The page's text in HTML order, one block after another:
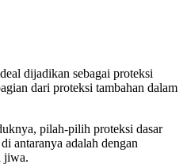
dijadikan sebagai proteksi
dari proteksi tambahan dalam
pilah-pilih proteksi dasar
antaranya adalah dengan
jiwa.